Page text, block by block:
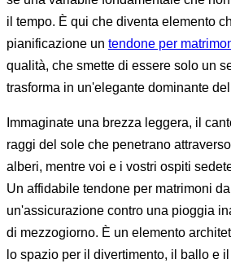
il tempo. È qui che diventa elemento
pianificazione un tendone per
qualità, che smette di essere solo un
trasforma in un'elegante dominante
Immaginate una brezza leggera, il
raggi del sole che penetrano
alberi, mentre voi e i vostri ospiti
Un affidabile tendone per matrimoni
un'assicurazione contro una pioggia
di mezzogiorno. È un elemento
lo spazio per il divertimento, il ballo e